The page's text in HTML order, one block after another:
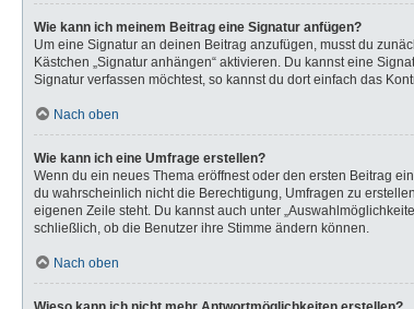
Wie kann ich meinem Beitrag eine Signatur anfügen?
Um eine Signatur an deinen Beitrag anzufügen, musst du
Kästchen „Signatur anhängen“ aktivieren. Du kannst eine
Signatur verfassen möchtest, so kannst du dort einfach das
Nach oben
Wie kann ich eine Umfrage erstellen?
Wenn du ein neues Thema eröffnest oder den ersten Beitrag
du wahrscheinlich nicht die Berechtigung, Umfragen zu
eigenen Zeile steht. Du kannst auch unter
schließlich, ob die Benutzer ihre Stimme ändern können.
Nach oben